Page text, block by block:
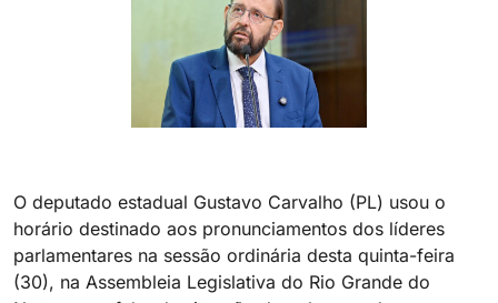
O deputado estadual Gustavo Carvalho (PL) usou o
horário destinado aos pronunciamentos dos líderes
parlamentares na sessão ordinária desta quinta-feira
(30), na Assembleia Legislativa do Rio Grande do